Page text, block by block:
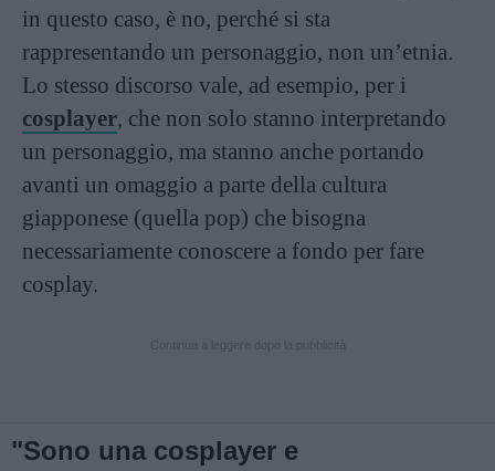
in questo caso, è no, perché si sta
rappresentando un personaggio, non un’etnia.
Lo stesso discorso vale, ad esempio, per i
cosplayer, che non solo stanno interpretando
un personaggio, ma stanno anche portando
avanti un omaggio a parte della cultura
giapponese (quella pop) che bisogna
necessariamente conoscere a fondo per fare
cosplay.
"Sono una cosplayer e